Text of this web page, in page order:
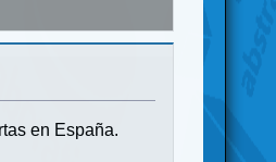
en España.